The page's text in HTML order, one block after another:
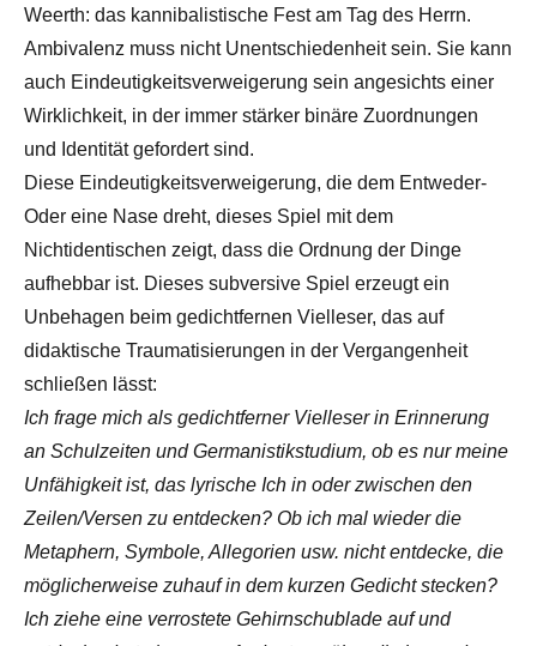
Weerth: das kannibalistische Fest am Tag des Herrn.
Ambivalenz muss nicht Unentschiedenheit sein. Sie kann
auch Eindeutigkeitsverweigerung sein angesichts einer
Wirklichkeit, in der immer stärker binäre Zuordnungen
und Identität gefordert sind.
Diese Eindeutigkeitsverweigerung, die dem Entweder-
Oder eine Nase dreht, dieses Spiel mit dem
Nichtidentischen zeigt, dass die Ordnung der Dinge
aufhebbar ist. Dieses subversive Spiel erzeugt ein
Unbehagen beim gedichtfernen Vielleser, das auf
didaktische Traumatisierungen in der Vergangenheit
schließen lässt:
Ich frage mich als gedichtferner Vielleser in Erinnerung
an Schulzeiten und Germanistikstudium, ob es nur meine
Unfähigkeit ist, das lyrische Ich in oder zwischen den
Zeilen/Versen zu entdecken? Ob ich mal wieder die
Metaphern, Symbole, Allegorien usw. nicht entdecke, die
möglicherweise zuhauf in dem kurzen Gedicht stecken?
Ich ziehe eine verrostete Gehirnschublade auf und